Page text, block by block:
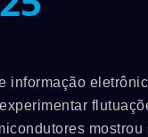
informação